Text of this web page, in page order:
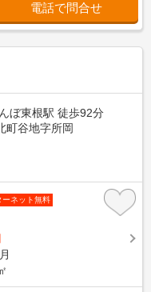
電話で問合せ
ぼ東根駅 徒歩92分
町谷地字所岡
ーネット無料